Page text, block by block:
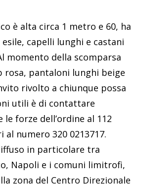
è alta circa 1 metro e 60, ha
capelli lunghi e castani
momento della scomparsa
rosa, pantaloni lunghi beige
rivolto a chiunque possa
utili è di contattare
forze dell’ordine al 112
numero 320 0213717.
in particolare tra
Napoli e i comuni limitrofi,
zona del Centro Direzionale